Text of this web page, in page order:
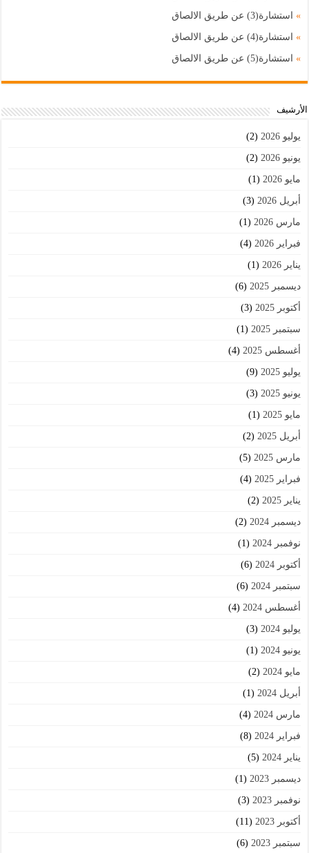
» استشارة(3) عن طريق الالصاق
» استشارة(4) عن طريق الالصاق
» استشارة(5) عن طريق الالصاق
اﻷرشيف
يوليو 2026 (2)
يونيو 2026 (2)
مايو 2026 (1)
أبريل 2026 (3)
مارس 2026 (1)
فبراير 2026 (4)
يناير 2026 (1)
ديسمبر 2025 (6)
أكتوبر 2025 (3)
سبتمبر 2025 (1)
أغسطس 2025 (4)
يوليو 2025 (9)
يونيو 2025 (3)
مايو 2025 (1)
أبريل 2025 (2)
مارس 2025 (5)
فبراير 2025 (4)
يناير 2025 (2)
ديسمبر 2024 (2)
نوفمبر 2024 (1)
أكتوبر 2024 (6)
سبتمبر 2024 (6)
أغسطس 2024 (4)
يوليو 2024 (3)
يونيو 2024 (1)
مايو 2024 (2)
أبريل 2024 (1)
مارس 2024 (4)
فبراير 2024 (8)
يناير 2024 (5)
ديسمبر 2023 (1)
نوفمبر 2023 (3)
أكتوبر 2023 (11)
سبتمبر 2023 (6)